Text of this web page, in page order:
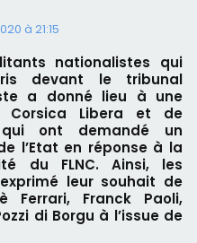
à 21:15
nationalistes qui
devant le tribunal
a donné lieu à une
Corsica Libera et de
qui ont demandé un
l’Etat en réponse à la
du FLNC. Ainsi, les
leur souhait de
Ferrari, Franck Paoli,
di Borgu à l’issue de